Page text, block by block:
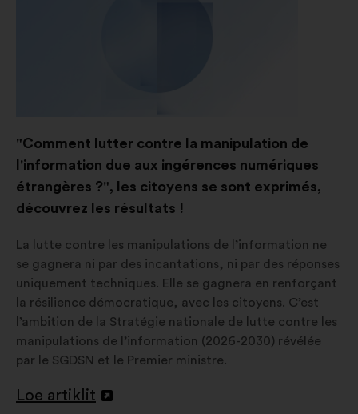
"Comment lutter contre la manipulation de
l'information due aux ingérences numériques
étrangères ?", les citoyens se sont exprimés,
découvrez les résultats !
La lutte contre les manipulations de l’information ne
se gagnera ni par des incantations, ni par des réponses
uniquement techniques. Elle se gagnera en renforçant
la résilience démocratique, avec les citoyens. C’est
l’ambition de la Stratégie nationale de lutte contre les
manipulations de l’information (2026-2030) révélée
par le SGDSN et le Premier ministre.
Loe artiklit
Avamine